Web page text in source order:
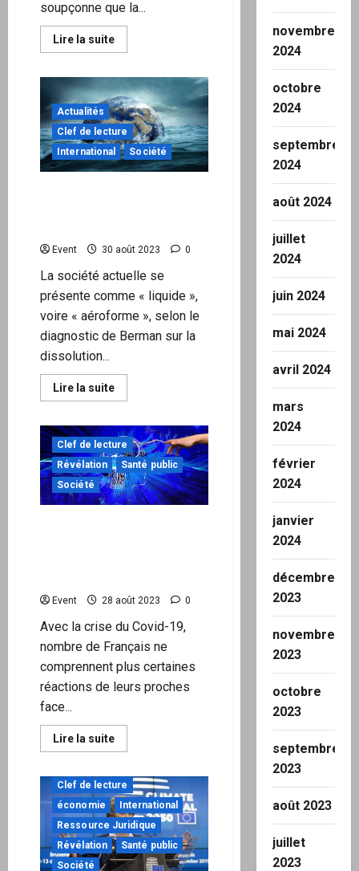
soupçonne que la...
Lire la suiteEn
savoir
N’oubliez
jamais
:
Les
gauchistes
ont
montré
leurs
vraies
Actualités
Clef de lecture
International
Société
Event 30 août 2023 0
La société actuelle se
présente comme « liquide »,
voire « aéroforme », selon le
diagnostic de Berman sur la
dissolution...
Lire la suiteEn
savoir
Terre
de
racines
contre
mer
de
finances
Clef de lecture
Révélation
Santé public
Société
Event 28 août 2023 0
Avec la crise du Covid-19,
nombre de Français ne
comprennent plus certaines
réactions de leurs proches
face...
Lire la suiteEn
savoir
Détournement
de
l’amygdale
du
cerveau
:
tous
hackés
Clef de lecture
économie
International
Ressource Juridique
Révélation
Santé public
Société
novembre
2024
octobre
2024
septembre
2024
août 2024
juillet
2024
juin 2024
mai 2024
avril 2024
mars
2024
février
2024
janvier
2024
décembre
2023
novembre
2023
octobre
2023
septembre
2023
août 2023
juillet
2023